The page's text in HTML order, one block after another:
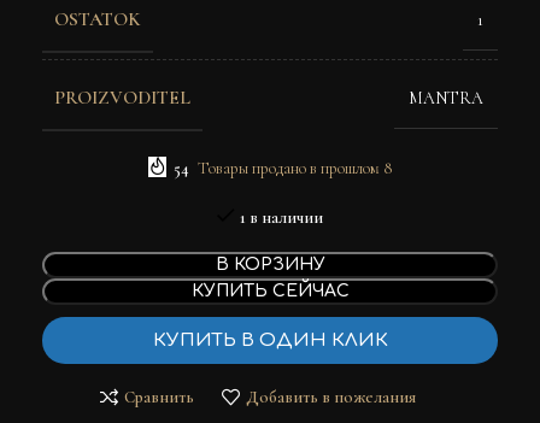
OSTATOK 1
PROIZVODITEL MANTRA
54 Товары продано в прошлом 8
1 в наличии
В КОРЗИНУ
КУПИТЬ СЕЙЧАС
КУПИТЬ В ОДИН КЛИК
Сравнить Добавить в пожелания